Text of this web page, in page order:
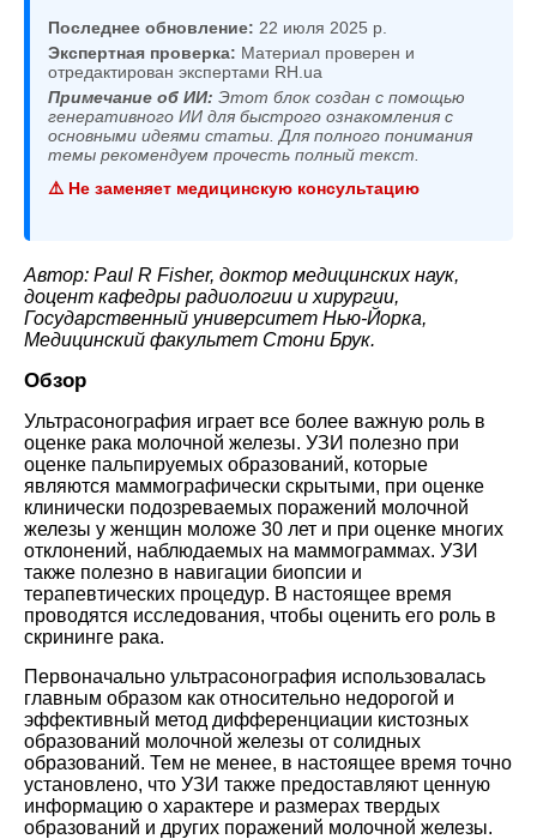
Последнее обновление: 22 июля 2025 р.
Экспертная проверка: Материал проверен и
отредактирован экспертами RH.ua
Примечание об ИИ: Этот блок создан с помощью
генеративного ИИ для быстрого ознакомления с
основными идеями статьи. Для полного понимания
темы рекомендуем прочесть полный текст.
⚠️ Не заменяет медицинскую консультацию
Автор: Paul R Fisher, доктор медицинских наук,
доцент кафедры радиологии и хирургии,
Государственный университет Нью-Йорка,
Медицинский факультет Стони Брук.
Обзор
Ультрасонография играет все более важную роль в
оценке рака молочной железы. УЗИ полезно при
оценке пальпируемых образований, которые
являются маммографически скрытыми, при оценке
клинически подозреваемых поражений молочной
железы у женщин моложе 30 лет и при оценке многих
отклонений, наблюдаемых на маммограммах. УЗИ
также полезно в навигации биопсии и
терапевтических процедур. В настоящее время
проводятся исследования, чтобы оценить его роль в
скрининге рака.
Первоначально ультрасонография использовалась
главным образом как относительно недорогой и
эффективный метод дифференциации кистозных
образований молочной железы от солидных
образований. Тем не менее, в настоящее время точно
установлено, что УЗИ также предоставляют ценную
информацию о характере и размерах твердых
образований и других поражений молочной железы.